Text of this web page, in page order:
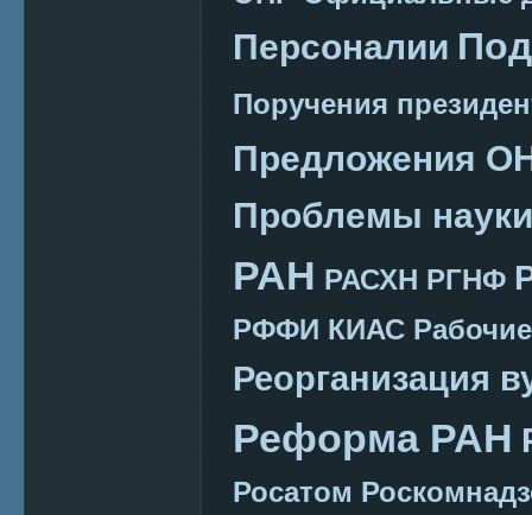
Персоналии
Поручения
Предложения
Проблемы науки
РАН РАСХН РГНФ
РФФИ КИАС
Реорганизация
Реформа РАН
Росатом